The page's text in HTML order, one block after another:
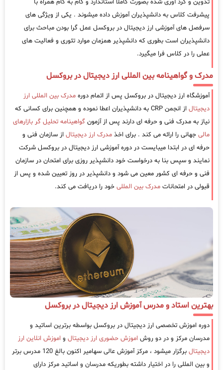
تدوین و گرد آوری شده بصورت کاملا استاندارد و گام به گام همراه با
پیشرفت کلاس به دانشپذیران آموزش داده میشوند . یکی از ویژگی های
سرفصل های آموزشی ارز دیجیتال در بروکسل عمل گرا بودن مباحث برای
دانشپذیران است بطوری که دانشپذیر همزمان موارد تئوری و فعالیت های
عملی را در کلاس فرا میگیرد.
مدرک و گواهینامه بین المللی ارز دیجیتال در بروکسل
آموزشگاه ارز دیجیتال در بروکسل پس از اتمام دوره مدرک بین المللی ارز
دیجیتال
از انجمن CRP به دانشپذیران اعطا نموده و همچنین برای کسانی که
نیاز به مدرک فنی و حرفه ای دارند پس از آزمون گواهینامه تحلیل گر بازارهای
مالی جهانی را ارائه می کند . برای اخذ مدرک ارز دیجیتال از سازمان فنی و
حرفه ای در ابتدا میبایست در دوره آموزشی ارز دیجیتال در بروکسل شرکت
نمایند و سپس بنا به درخواست خود دانشپذیر روزی برای امتحان در سازمان
فنی و حرفه ای کشور معین می شود و دانشپذیر در روز تعیین شده و پس از
قبولی در امتحانات مدرک بین المللی خود را دریافت می کند.
بهترین استاد و مدرس آموزش ارز دیجیتال در بروکسل
دوره اموزش تخصصی ارز دیجیتال در بروکسل بواسطه برترین اساتید و
مدرسان مرکز و در دو روش اموزش حضوری ارز دیجیتال و اموزش انلاین ارز
دیجیتال
برگزار میشود ، مرکز آموزش عالی سهامیر اکنون بالغ 120 مدرس برتر
و بین المللی را در اختیار داشته بطوریکه مدرسان و اساتید مرکز دارای